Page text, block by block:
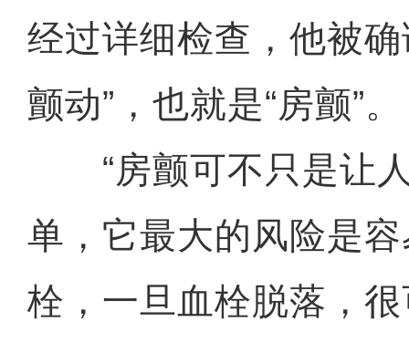
经过详细检查，他被
颤动”，也就是“房颤”。
“房颤可不只是让人
单，它最大的风险是
栓，一旦血栓脱落，